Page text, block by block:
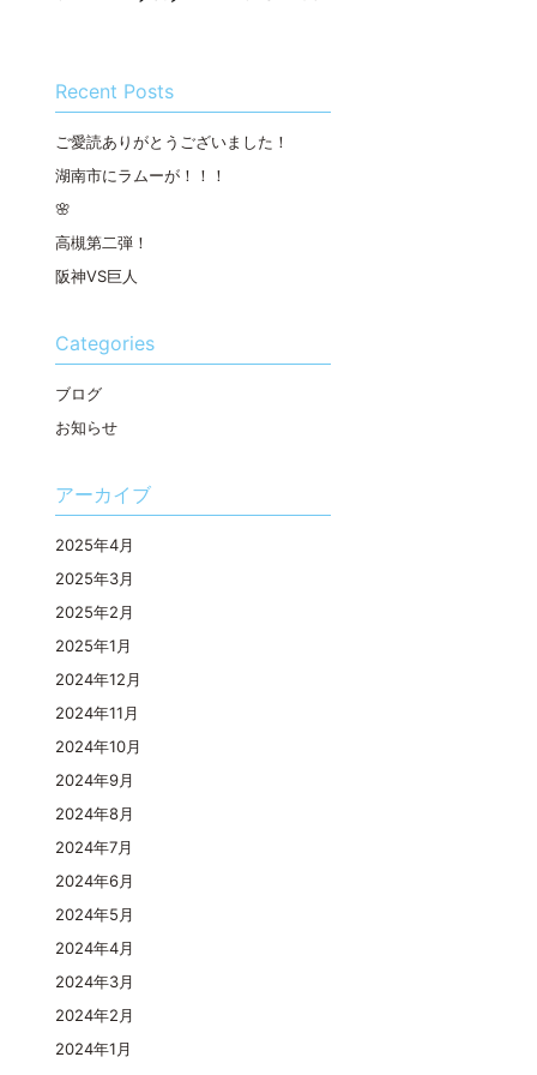
Recent Posts
ご愛読ありがとうございました！
湖南市にラムーが！！！
🌸
高槻第二弾！
阪神VS巨人
Categories
ブログ
お知らせ
アーカイブ
2025年4月
2025年3月
2025年2月
2025年1月
2024年12月
2024年11月
2024年10月
2024年9月
2024年8月
2024年7月
2024年6月
2024年5月
2024年4月
2024年3月
2024年2月
2024年1月